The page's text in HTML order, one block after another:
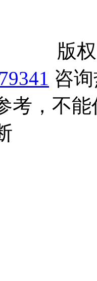
版
咨
考，不